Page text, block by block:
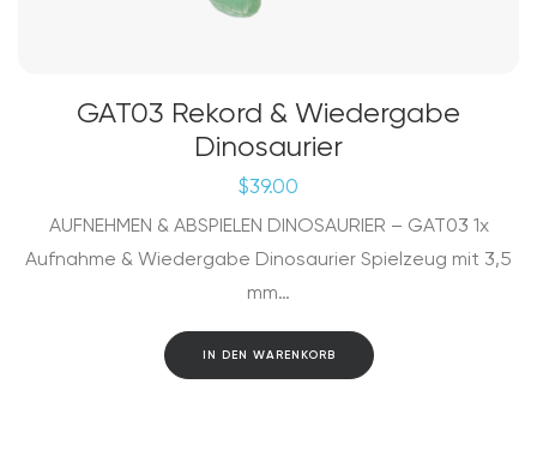
GAT03 Rekord & Wiedergabe
Dinosaurier
$39.00
AUFNEHMEN & ABSPIELEN DINOSAURIER – GAT03 1x
Aufnahme & Wiedergabe Dinosaurier Spielzeug mit 3,5
mm…
IN DEN WARENKORB